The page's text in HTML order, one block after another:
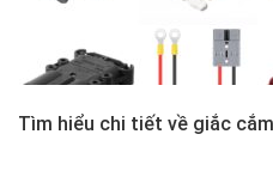
Tìm hiểu chi tiết về giắc